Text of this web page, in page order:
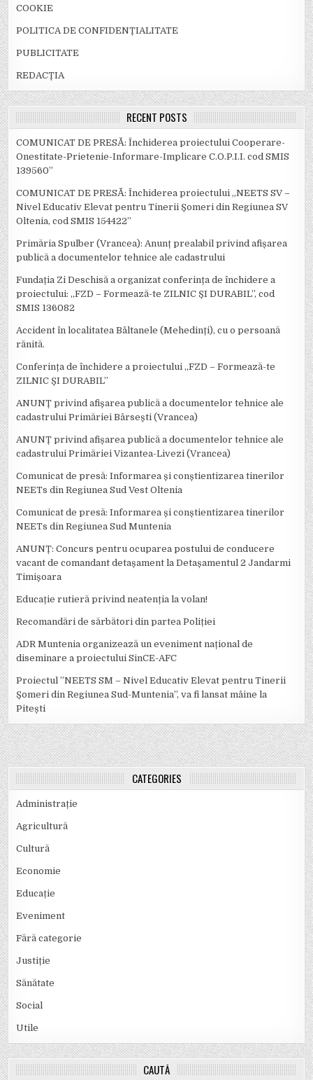
COOKIE
POLITICA DE CONFIDENȚIALITATE
PUBLICITATE
REDACȚIA
RECENT POSTS
COMUNICAT DE PRESĂ: Închiderea proiectului Cooperare-
Onestitate-Prietenie-Informare-Implicare C.O.P.I.I. cod SMIS
139560”
COMUNICAT DE PRESĂ: Închiderea proiectului „NEETS SV –
Nivel Educativ Elevat pentru Tinerii Șomeri din Regiunea SV
Oltenia, cod SMIS 154422”
Primăria Spulber (Vrancea): Anunț prealabil privind afișarea
publică a documentelor tehnice ale cadastrului
Fundația Zi Deschisă a organizat conferința de închidere a
proiectului: ,,FZD – Formează-te ZILNIC ȘI DURABIL’’, cod
SMIS 136082
Accident în localitatea Bâltanele (Mehedinți), cu o persoană
rănită.
Conferința de închidere a proiectului ,,FZD – Formează-te
ZILNIC ȘI DURABIL’’
ANUNȚ privind afișarea publică a documentelor tehnice ale
cadastrului Primăriei Bârsești (Vrancea)
ANUNȚ privind afișarea publică a documentelor tehnice ale
cadastrului Primăriei Vizantea-Livezi (Vrancea)
Comunicat de presă: Informarea și conștientizarea tinerilor
NEETs din Regiunea Sud Vest Oltenia
Comunicat de presă: Informarea și conștientizarea tinerilor
NEETs din Regiunea Sud Muntenia
ANUNȚ: Concurs pentru ocuparea postului de conducere
vacant de comandant detașament la Detașamentul 2 Jandarmi
Timișoara
Educație rutieră privind neatenția la volan!
Recomandări de sărbători din partea Poliției
ADR Muntenia organizează un eveniment național de
diseminare a proiectului SinCE-AFC
Proiectul ”NEETS SM – Nivel Educativ Elevat pentru Tinerii
Șomeri din Regiunea Sud-Muntenia”, va fi lansat mâine la
Pitești
CATEGORIES
Administrație
Agricultură
Cultură
Economie
Educație
Eveniment
Fără categorie
Justiție
Sănătate
Social
Utile
CAUTĂ